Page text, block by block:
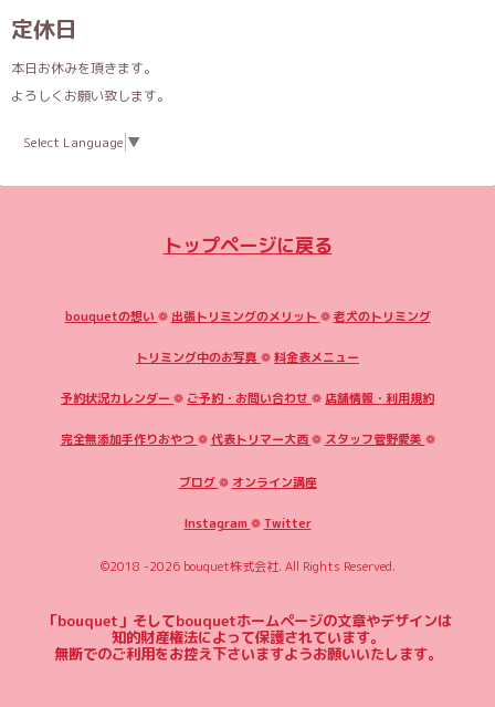
定休日
本日お休みを頂きます。
よろしくお願い致します。
Select Language ▼
トップページに戻る
bouquetの想い ❁ 出張トリミングのメリット ❁老犬のトリミング
トリミング中のお写真 ❁料金表メニュー
予約状況カレンダー ❁ ご予約・お問い合わせ ❁ 店舗情報・利用規約
完全無添加手作りおやつ ❁代表トリマー大西❁ スタッフ菅野愛美 ❁
ブログ❁ オンライン講座
Instagram ❁Twitter
©2018 -2026 bouquet株式会社. All Rights Reserved.
「bouquet」そしてbouquetホームページの文章やデザインは
知的財産権法によって保護されています。
無断でのご利用をお控え下さいますようお願いいたします。